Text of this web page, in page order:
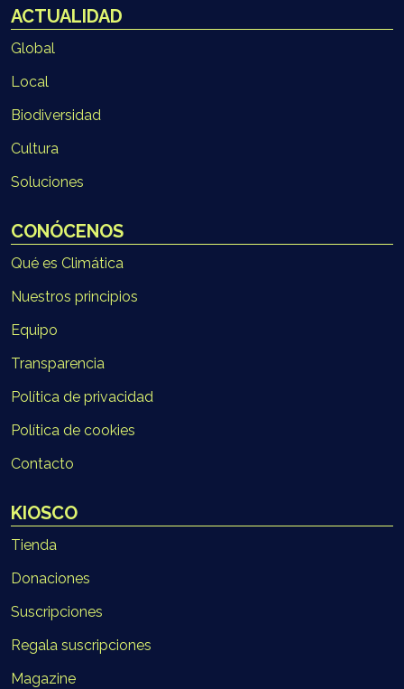
ACTUALIDAD
Global
Local
Biodiversidad
Cultura
Soluciones
CONÓCENOS
Qué es Climática
Nuestros principios
Equipo
Transparencia
Política de privacidad
Política de cookies
Contacto
KIOSCO
Tienda
Donaciones
Suscripciones
Regala suscripciones
Magazine